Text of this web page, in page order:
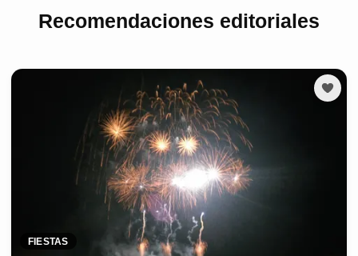
Recomendaciones editoriales
FIESTAS